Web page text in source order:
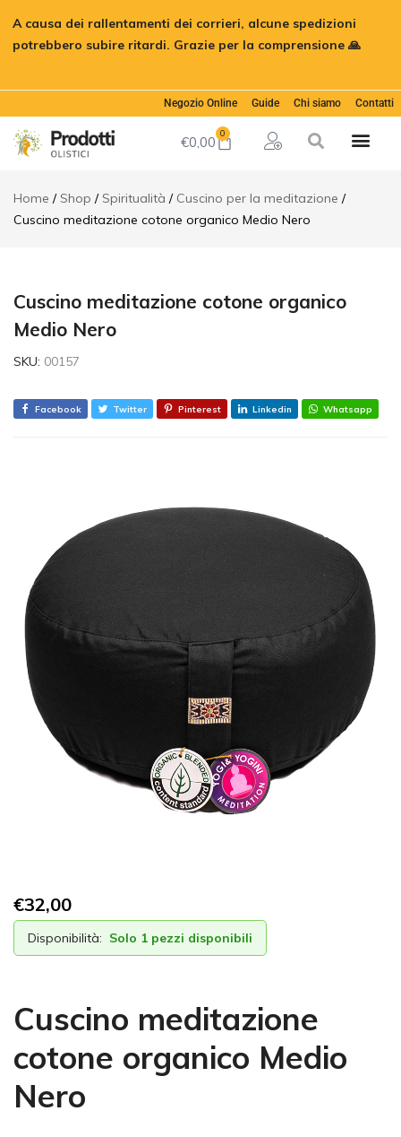
A causa dei rallentamenti dei corrieri, alcune spedizioni
potrebbero subire ritardi. Grazie per la comprensione 🙏
Negozio Online Guide Chi siamo Contatti
€0,00 0
Home Shop Spiritualità
Cuscino per la meditazione
Cuscino meditazione cotone organico Medio Nero
Cuscino meditazione cotone organico
Medio Nero
SKU: 00157
Facebook Twitter Pinterest Linkedin Whatsapp
€32,00
Disponibilità: Solo 1 pezzi disponibili
Cuscino meditazione
cotone organico Medio
Nero
Cuscino
meditazione
cotone
Informazioni
aggiuntive
Recensioni (0)
€32,00